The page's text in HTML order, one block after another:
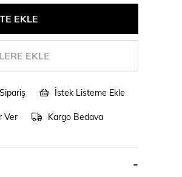
EKLE
İstek Listeme Ekle
Ver Kargo Bedava